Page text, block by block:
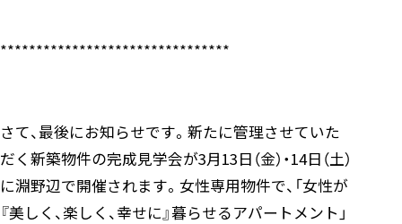
********************************
さて、最後にお知らせです。新たに管理させていた
だく新築物件の完成見学会が3月13日（金）・14日（土）
に淵野辺で開催されます。女性専用物件で、「女性が
『美しく、楽しく、幸せに』暮らせるアパートメント」